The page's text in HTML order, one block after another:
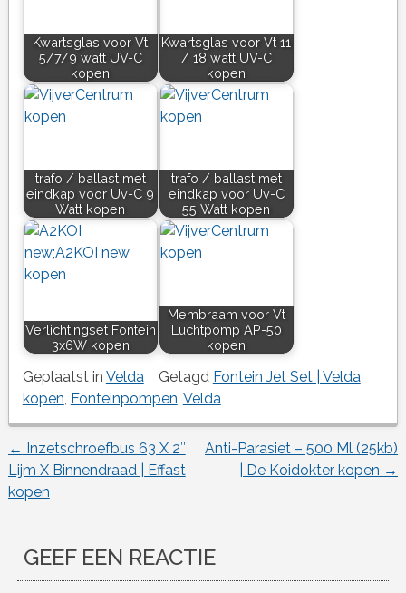
Kwartsglas voor Vt
5/7/9 watt UV-C
kopen
Kwartsglas voor Vt 11
/ 18 watt UV-C
kopen
trafo / ballast met
eindkap voor Uv-C 9
Watt kopen
trafo / ballast met
eindkap voor Uv-C
55 Watt kopen
Verlichtingset Fontein
3x6W kopen
Membraam voor Vt
Luchtpomp AP-50
kopen
Geplaatst in Velda Getagd Fontein Jet Set | Velda
kopen Fonteinpompen Velda
Berichtnavigatie
← Inzetschroefbus 63 X 2″
Lijm X Binnendraad | Effast
kopen
Anti-Parasiet – 500 Ml (25kb)
| De Koidokter kopen →
GEEF EEN REACTIE